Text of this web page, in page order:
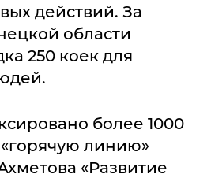
действий. За
области
250 коек для
более 1000
линию»
«Развитие